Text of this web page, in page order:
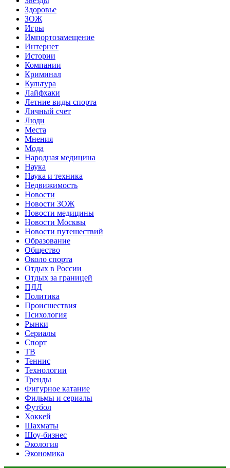
Здоровье
ЗОЖ
Игры
Импортозамещение
Интернет
Истории
Компании
Криминал
Культура
Лайфхаки
Летние виды спорта
Личный счет
Люди
Места
Мнения
Мода
Народная медицина
Наука
Наука и техника
Недвижимость
Новости
Новости ЗОЖ
Новости медицины
Новости Москвы
Новости путешествий
Образование
Общество
Около спорта
Отдых в России
Отдых за границей
ПДД
Политика
Происшествия
Психология
Рынки
Сериалы
Спорт
ТВ
Теннис
Технологии
Тренды
Фигурное катание
Фильмы и сериалы
Футбол
Хоккей
Шахматы
Шоу-бизнес
Экология
Экономика